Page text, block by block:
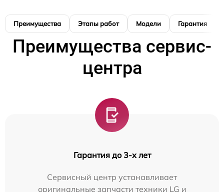
Преимущества Этапы работ Модели Гарантия
Преимущества сервис-
центра
Гарантия до 3-х лет
Сервисный центр устанавливает
оригинальные запчасти техники LG и